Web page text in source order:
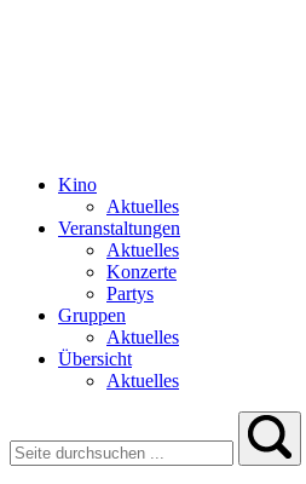
Kino
Aktuelles
Veranstaltungen
Aktuelles
Konzerte
Partys
Gruppen
Aktuelles
Übersicht
Aktuelles